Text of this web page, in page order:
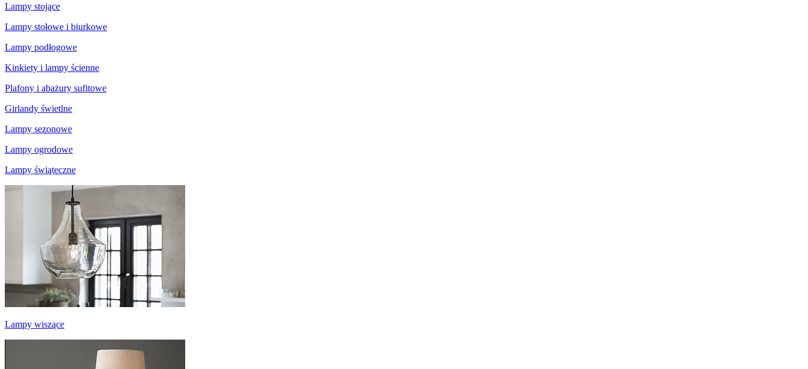
Lampy stojące
Lampy stołowe i biurkowe
Lampy podłogowe
Kinkiety i lampy ścienne
Plafony i abażury sufitowe
Girlandy świetlne
Lampy sezonowe
Lampy ogrodowe
Lampy świąteczne
Lampy wiszące